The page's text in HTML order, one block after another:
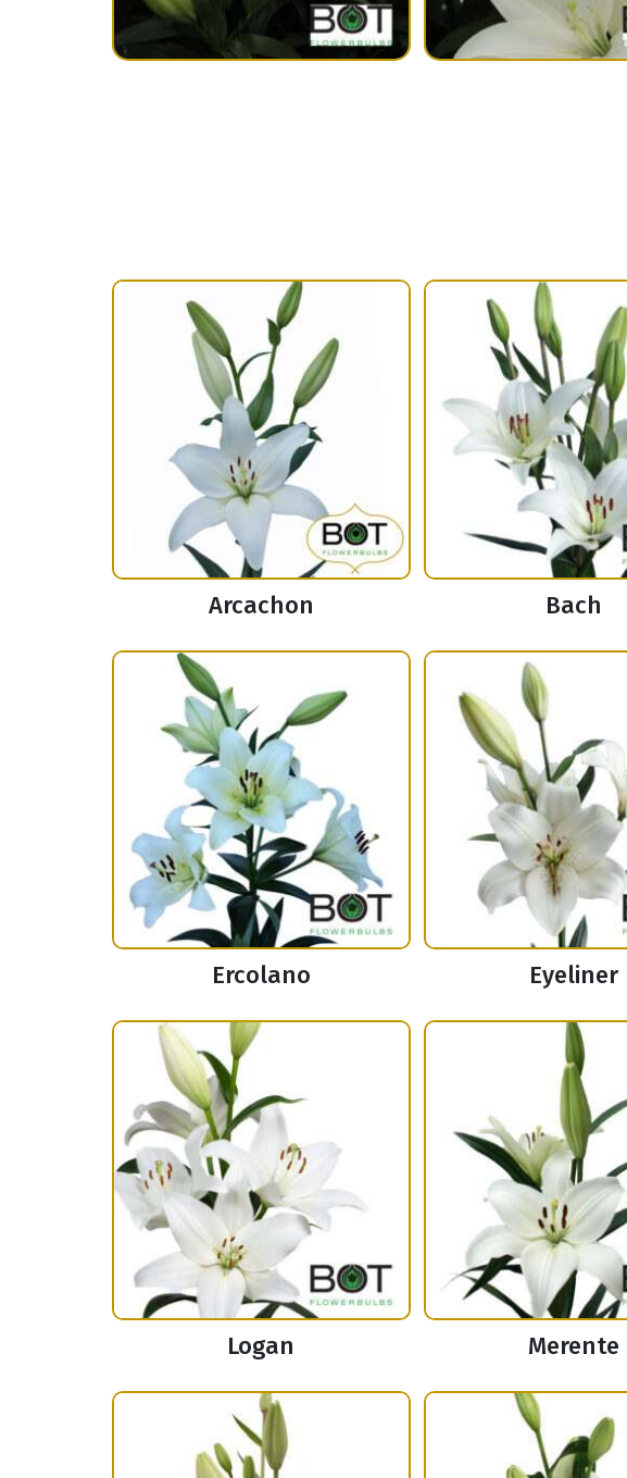
Arcachon Bach
Ercolano Eyeliner
Logan Merente